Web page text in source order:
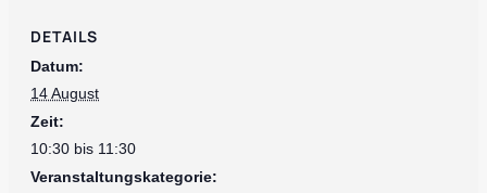
DETAILS
Datum:
14 August
Zeit:
10:30 bis 11:30
Veranstaltungskategorie: